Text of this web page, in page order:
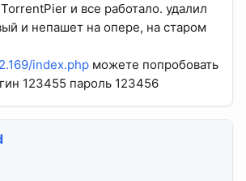
и все работало. удалил
и непашет на опере, на старом
index.php можете попробовать
123455 пароль 123456